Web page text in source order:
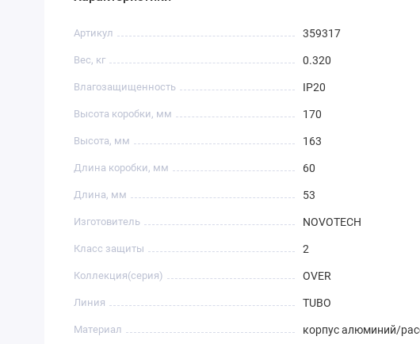
Артикул 359317
Вес, кг 0.320
Влагозащищенность IP20
Высота коробки, мм 170
Высота, мм 163
Длина коробки, мм 60
Длина, мм 53
Изготовитель NOVOTECH
Класс защиты 2
Коллекция(серия) OVER
Линия TUBO
Материал корпус алюминий/